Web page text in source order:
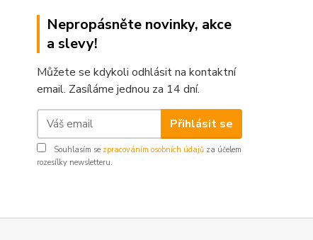
Nepropásněte novinky, akce
a slevy!
Můžete se kdykoli odhlásit na kontaktní
email. Zasíláme jednou za 14 dní.
Přihlásit se
Souhlasím se zpracováním osobních údajů za účelem
rozesílky newsletteru.